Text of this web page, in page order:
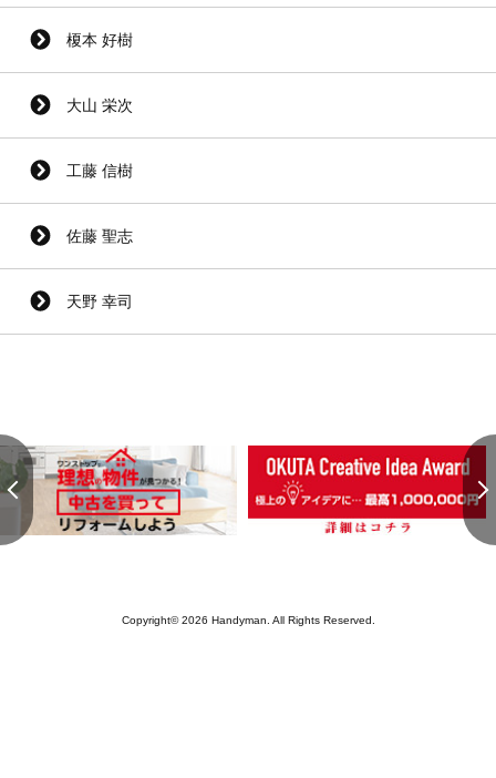
榎本 好樹
大山 栄次
工藤 信樹
佐藤 聖志
天野 幸司
Copyright© 2026 Handyman. All Rights Reserved.